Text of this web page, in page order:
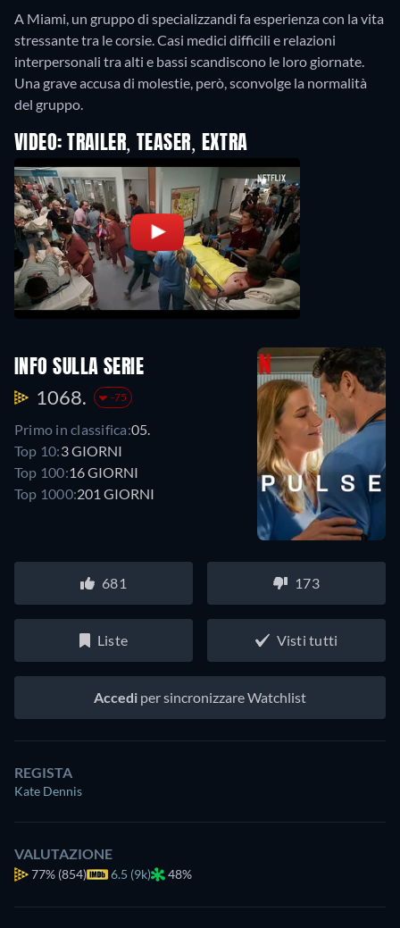
A Miami, un gruppo di specializzandi fa esperienza con la vita
stressante tra le corsie. Casi medici difficili e relazioni
interpersonali tra alti e bassi scandiscono le loro giornate.
Una grave accusa di molestie, però, sconvolge la normalità
del gruppo.
VIDEO: TRAILER, TEASER, EXTRA
INFO SULLA SERIE
1068. -75
Primo in classifica:05.
Top 10:3 GIORNI
Top 100:16 GIORNI
Top 1000:201 GIORNI
681 173
Liste Visti tutti
Accedi per sincronizzare Watchlist
REGISTA
Kate Dennis
VALUTAZIONE
77% (854) 6.5 (9k) 48%